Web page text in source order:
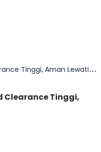
12 Mobil LCGC Bekas Ground Clearance Tinggi, Aman Lewati Jalan Rusak
Clearance Tinggi,